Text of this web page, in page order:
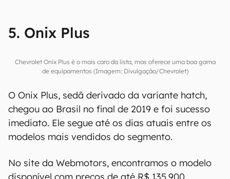
5. Onix Plus
Chevrolet Onix Plus é o mais caro da lista, mas oferece uma boa gama
de equipamentos (Imagem: Divulgação/Chevrolet)
O Onix Plus, sedã derivado da variante hatch,
chegou ao Brasil no final de 2019 e foi sucesso
imediato. Ele segue até os dias atuais entre os
modelos mais vendidos do segmento.
No site da Webmotors, encontramos o modelo